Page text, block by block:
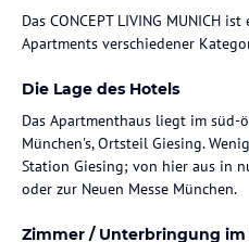
Das CONCEPT LIVING MUNICH
Apartments verschiedener
Die Lage des Hotels
Das Apartmenthaus liegt im süd-
München's, Ortsteil Giesing.
Station Giesing; von hier aus in
oder zur Neuen Messe München.
Zimmer / Unterbringung im